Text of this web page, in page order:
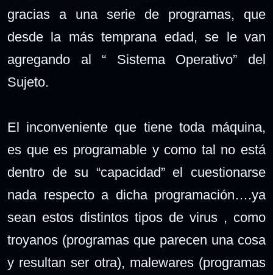
gracias a una serie de programas, que
desde la más temprana edad, se le van
agregando al “ Sistema Operativo” del
Sujeto.
El inconveniente que tiene toda máquina,
es que es programable y como tal no está
dentro de su “capacidad” el cuestionarse
nada respecto a dicha programación….ya
sean estos distintos tipos de virus , como
troyanos (programas que parecen una cosa
y resultan ser otra), malewares (programas